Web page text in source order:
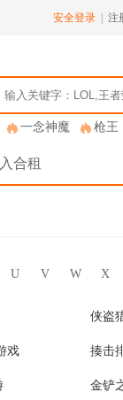
安全登录 注
一念神魔 枪王
合租
U V W X
侠盗
戏 揍击
金铲